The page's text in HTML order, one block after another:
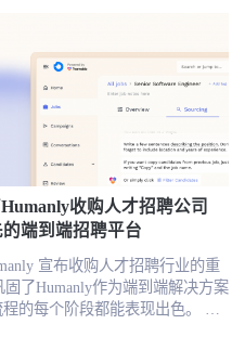
行候选人初步筛选、排程和互
名候选人申请。截至目前，该平
。凭借高效的流程体验，
（满分5分），显著高于行业
通过对候选人输入数据的语义理
日程安排与反馈收集，在不牺
平均 44 天的招聘周期压缩至仅
途：加码产品与市场拓展 据公
产品功能：包括
配模型优化、与ATS系统的无缝
和市场拓展等岗位进行关键性
聘流程。通过负责任的AI技
收购人才招聘公司
端到端招聘平台
宣布收购人才招聘行业的重
固了Humanly作为端到端解决方案
每个阶段都能表现出色。 对
户提供一整套人工智能驱动的工
安排和转化候选人。据业内专